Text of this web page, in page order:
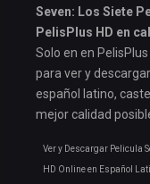
Seven: Los Siete
PelisPlus HD en
Solo en en
para ver y
español latino,
mejor calidad
Ver y Descargar Pelicula
HD Online en Español